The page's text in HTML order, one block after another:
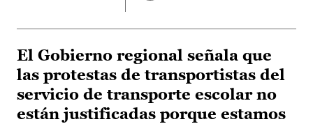
El Gobierno regional señala que
las protestas de transportistas del
servicio de transporte escolar no
están justificadas porque estamos